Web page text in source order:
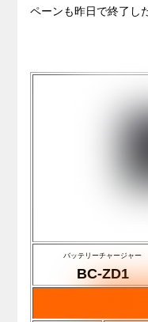
ペーンも昨日で終了し
バッテリーチャージャー
BC-ZD1